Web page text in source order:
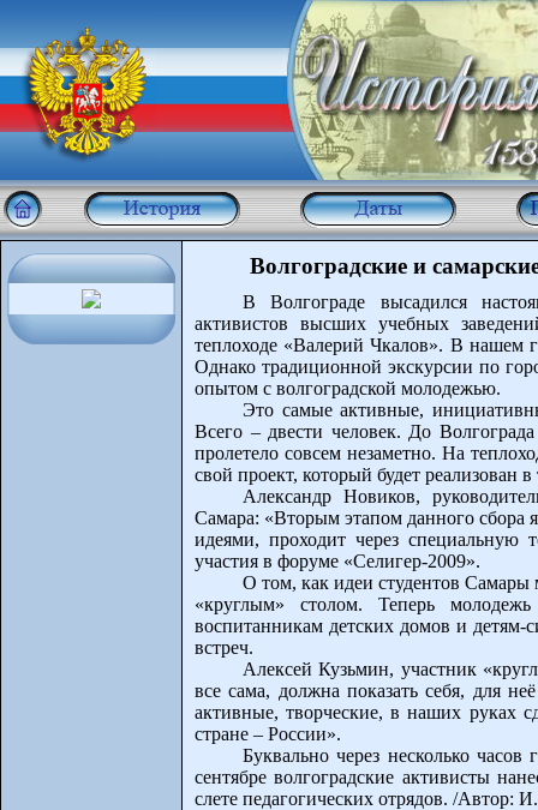
Волгоградские и
В Волгограде высадился
активистов высших учебных
теплоходе «Валерий Чкалов». В нашем
Однако традиционной экскурсии по
опытом с волгоградской молодежью.
Это самые активные,
Всего – двести человек. До
пролетело совсем незаметно. На
свой проект, который будет реализован
Александр Новиков,
Самара: «Вторым этапом данного сбора
идеями, проходит через
участия в форуме «Селигер-2009».
О том, как идеи студентов Самары
«круглым» столом. Теперь
воспитанникам детских домов и детям-
встреч.
Алексей Кузьмин, участник
все сама, должна показать себя, для
активные, творческие, в наших руках
стране – России».
Буквально через несколько
сентябре волгоградские активисты
слете педагогических отрядов. /Автор: